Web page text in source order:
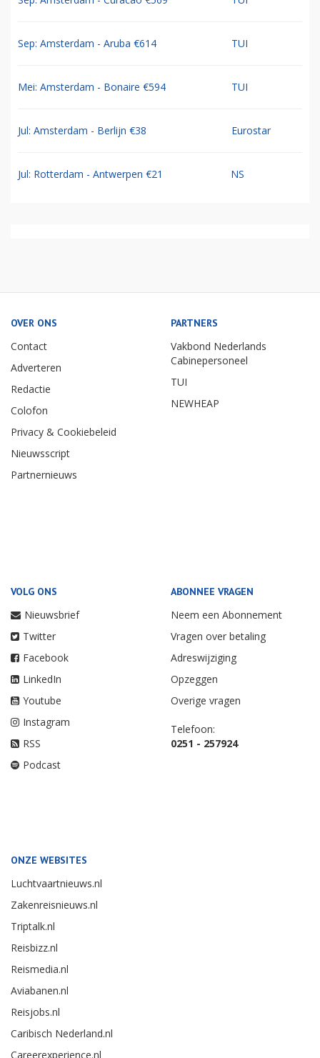
Sep: Amsterdam - Aruba €614 TUI
Mei: Amsterdam - Bonaire €594 TUI
Jul: Amsterdam - Berlijn €38 Eurostar
Jul: Rotterdam - Antwerpen €21 NS
OVER ONS
Contact
Adverteren
Redactie
Colofon
Privacy & Cookiebeleid
Nieuwsscript
Partnernieuws
PARTNERS
Vakbond Nederlands
Cabinepersoneel
TUI
NEWHEAP
VOLG ONS
Nieuwsbrief
Twitter
Facebook
LinkedIn
Youtube
Instagram
RSS
Podcast
ABONNEE VRAGEN
Neem een Abonnement
Vragen over betaling
Adreswijziging
Opzeggen
Overige vragen
Telefoon:
0251 - 257924
ONZE WEBSITES
Luchtvaartnieuws.nl
Zakenreisnieuws.nl
Triptalk.nl
Reisbizz.nl
Reismedia.nl
Aviabanen.nl
Reisjobs.nl
Caribisch Nederland.nl
Careerexperience.nl